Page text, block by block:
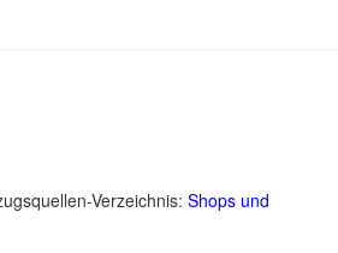
Verzeichnis: Shops und